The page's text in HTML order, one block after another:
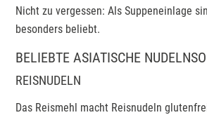
Nicht zu vergessen: Als Suppeneinlage
besonders beliebt.
BELIEBTE ASIATISCHE
REISNUDELN
Das Reismehl macht Reisnudeln